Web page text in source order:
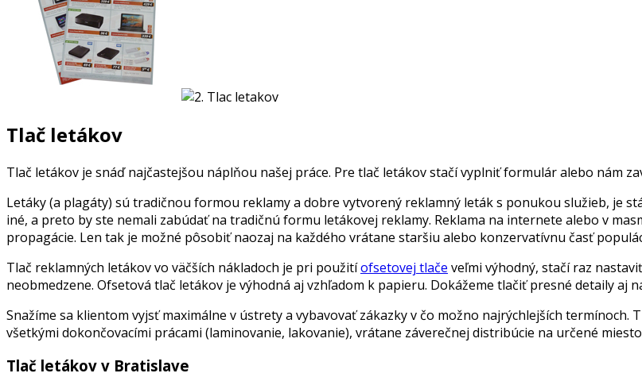
Tlač letákov
Tlač letákov je snáď najčastejšou náplňou našej práce. Pre tlač letákov stačí vyplniť formulár alebo nám
Letáky (a plagáty) sú tradičnou formou reklamy a dobre vytvorený reklamný leták s ponukou služieb, je
iné, a preto by ste nemali zabúdať na tradičnú formu letákovej reklamy. Reklama na internete alebo v
propagácie. Len tak je možné pôsobiť naozaj na každého vrátane staršiu alebo konzervatívnu časť
Tlač reklamných letákov vo väčších nákladoch je pri použitíofsetovej tlače veľmi výhodný, stačí raz
neobmedzene. Ofsetová tlač letákov je výhodná aj vzhľadom k papieru. Dokážeme tlačiť presné detaily aj
Snažíme sa klientom vyjsť maximálne v ústrety a vybavovať zákazky v čo možno najrýchlejších
všetkými dokončovacími prácami (laminovanie, lakovanie), vrátane záverečnej distribúcie na určené
Tlač letákov v Bratislave